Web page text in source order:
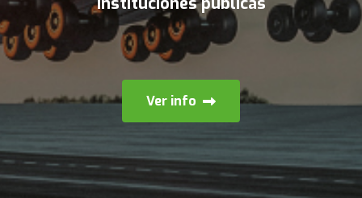
Ver info